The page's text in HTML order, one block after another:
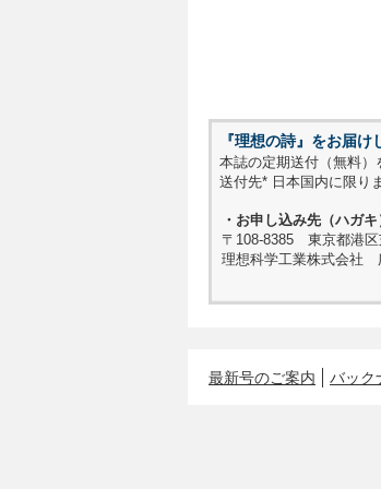
『理想の詩』をお届け
本誌の定期送付（無料
送付先* 日本国内に限り
・お申し込み先（ハガキ
〒108-8385 東京都港区
理想科学工業株式会社
最新号のご案内 バック